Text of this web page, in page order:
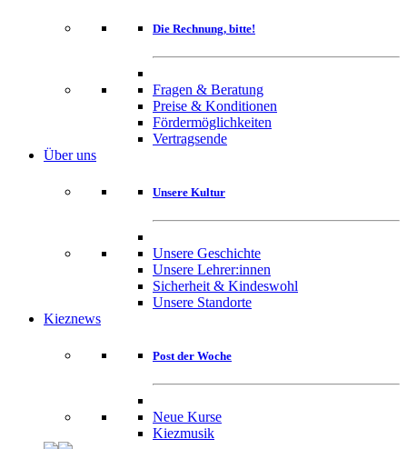
Die Rechnung, bitte!
Fragen & Beratung
Preise & Konditionen
Fördermöglichkeiten
Vertragsende
Über uns
Unsere Kultur
Unsere Geschichte
Unsere Lehrer:innen
Sicherheit & Kindeswohl
Unsere Standorte
Kieznews
Post der Woche
Neue Kurse
Kiezmusik